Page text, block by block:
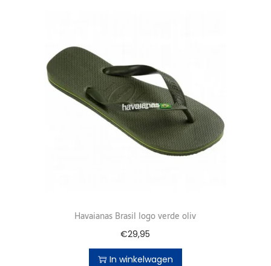
Havaianas Brasil logo verde oliv
€29,95
In winkelwagen